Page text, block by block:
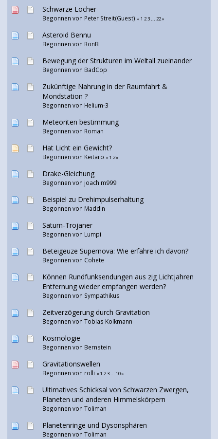
Schwarze Löcher
Begonnen von Peter Streit(Guest) « 1 23... 22»
Asteroid Bennu
Begonnen von RonB
Bewegung der Strukturen im Weltall zueinander
Begonnen von BadCop
Zukünftige Nahrung in der Raumfahrt &
Mondstation ?
Begonnen von Helium-3
Meteoriten bestimmung
Begonnen von Roman
Hat Licht ein Gewicht?
Begonnen von Keitaro « 1 2»
Drake-Gleichung
Begonnen von joachim999
Beispiel zu Drehimpulserhaltung
Begonnen von Maddin
Saturn-Trojaner
Begonnen von Lumpi
Beteigeuze Supernova: Wie erfahre ich davon?
Begonnen von Cohete
Können Rundfunksendungen aus zig Lichtjahren
Entfernung wieder empfangen werden?
Begonnen von Sympathikus
Zeitverzögerung durch Gravitation
Begonnen von Tobias Kolkmann
Kosmologie
Begonnen von Bernstein
Gravitationswellen
Begonnen von rolli « 1 23... 10»
Ultimatives Schicksal von Schwarzen Zwergen,
Planeten und anderen Himmelskörpern
Begonnen von Toliman
Planetenringe und Dysonsphären
Begonnen von Toliman